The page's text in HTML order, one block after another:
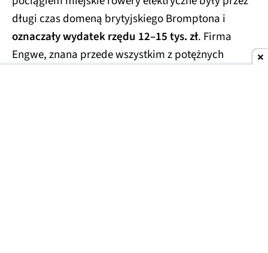
długi czas domeną brytyjskiego Bromptona i
oznaczały wydatek rzędu 12–15 tys. zł. Firma
Engwe, znana przede wszystkim z potężnych